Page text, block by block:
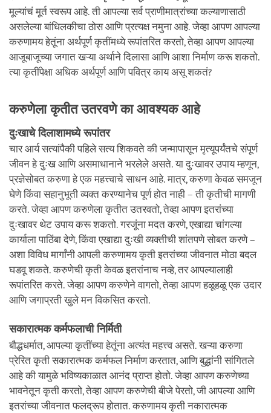
मूल्यांचं मूर्त स्वरूप आहे. ती आपल्या सर्व प्राणीमात्रांच्या कल्याणासाठी
असलेल्या बांधिलकीचा ठोस आणि प्रत्यक्ष नमुना आहे. जेव्हा आपण आपल्या
करुणामय हेतूंना अर्थपूर्ण कृतींमध्ये रूपांतरित करतो, तेव्हा आपण आपल्या
आजूबाजूच्या जगात खऱ्या अर्थाने दिलासा आणि आशा निर्माण करू शकतो.
त्या कृतींपेक्षा अधिक अर्थपूर्ण आणि पवित्र काय असू शकतं?
करुणेला कृतीत उतरवणे का आवश्यक आहे
दुःखाचे दिलाशामध्ये रूपांतर
चार आर्य सत्यांपैकी पहिले सत्य शिकवते की जन्मापासून मृत्यूपर्यंतचे संपूर्ण
जीवन हे दुःख आणि असमाधानाने भरलेले असते. या दुःखावर उपाय म्हणून,
प्रज्ञेसोबत करुणा हे एक महत्त्वाचे साधन आहे. मात्र, करुणा केवळ समजून
घेणे किंवा सहानुभूती व्यक्त करण्यानेच पूर्ण होत नाही – ती कृतीची मागणी
करते. जेव्हा आपण करुणेला कृतीत उतरवतो, तेव्हा आपण इतरांच्या
दुःखावर थेट उपाय करू शकतो. गरजूंना मदत करणे, एखाद्या चांगल्या
कार्याला पाठिंबा देणे, किंवा एखाद्या दुःखी व्यक्तीची शांतपणे सोबत करणे –
अशा विविध मार्गांनी आपली करुणामय कृती इतरांच्या जीवनात मोठा बदल
घडवू शकते. करुणेची कृती केवळ इतरांनाच नव्हे, तर आपल्यालाही
रूपांतरित करते. जेव्हा आपण करुणेने वागतो, तेव्हा आपण हळूहळू एक उदार
आणि जगाप्रती खुले मन विकसित करतो.
सकारात्मक कर्मफलाची निर्मिती
बौद्धधर्मात, आपल्या कृतींच्या हेतूंना अत्यंत महत्त्व असते. खऱ्या करुणा
प्रेरित कृती सकारात्मक कर्मफल निर्माण करतात, आणि बुद्धांनी सांगितले
आहे की यामुळे भविष्यकाळात आनंद प्राप्त होतो. जेव्हा आपण करुणेच्या
भावनेतून कृती करतो, तेव्हा आपण करुणेची बीजे पेरतो, जी आपल्या आणि
इतरांच्या जीवनात फलद्रूप होतात. करुणामय कृती नकारात्मक